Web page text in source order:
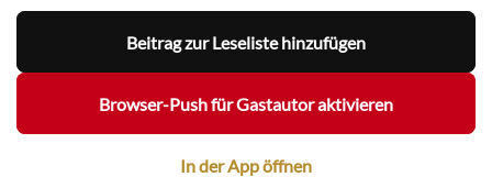
Beitrag zur Leseliste hinzufügen
Browser-Push für Gastautor aktivieren
In der App öffnen